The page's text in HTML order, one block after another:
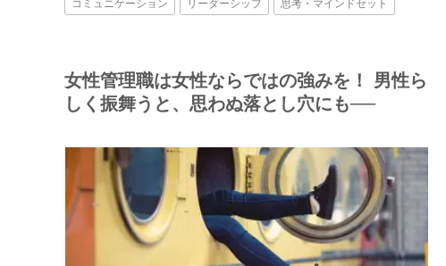
コミュニケーション リーダーシップ 思考・マインドセット
女性管理職は女性ならではの強みを！ 男性ら
しく振舞うと、思わぬ落とし穴にも──